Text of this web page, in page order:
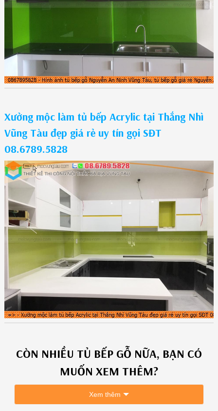
Xưởng mộc làm tủ bếp Acrylic tại Thắng Nhì
Vũng Tàu đẹp giá rẻ uy tín gọi SĐT
08.6789.5828
CÒN NHIỀU TỦ BẾP GỖ NỮA, BẠN CÓ
MUỐN XEM THÊM?
Xem thêm